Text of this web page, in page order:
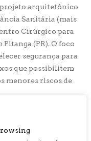
arquitetônico
Sanitária (mais
Cirúrgico para
(PR). O foco
segurança para
que possibilitem
menores riscos de